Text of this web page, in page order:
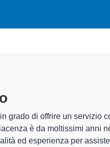
al cliente esperienza
elettrodomestico Rex a